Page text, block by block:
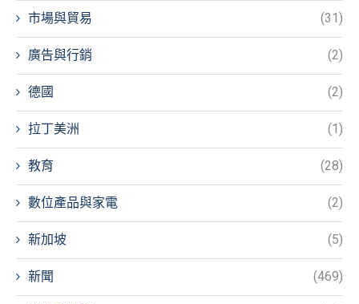
市場與貿易 (31)
廣告與行銷 (2)
德國 (2)
拉丁美洲 (1)
教育 (28)
數位產品與家電 (2)
新加坡 (5)
新聞 (469)